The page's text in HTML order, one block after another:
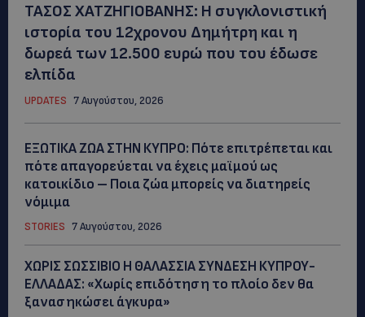
ΤΑΣΟΣ ΧΑΤΖΗΓΙΟΒΑΝΗΣ: Η συγκλονιστική
ιστορία του 12χρονου Δημήτρη και η
δωρεά των 12.500 ευρώ που του έδωσε
ελπίδα
UPDATES 7 Αυγούστου, 2026
ΕΞΩΤΙΚΑ ΖΩΑ ΣΤΗΝ ΚΥΠΡΟ: Πότε επιτρέπεται και
πότε απαγορεύεται να έχεις μαϊμού ως
κατοικίδιο – Ποια ζώα μπορείς να διατηρείς
νόμιμα
STORIES 7 Αυγούστου, 2026
ΧΩΡΙΣ ΣΩΣΣΙΒΙΟ Η ΘΑΛΑΣΣΙΑ ΣΥΝΔΕΣΗ ΚΥΠΡΟΥ-
ΕΛΛΑΔΑΣ: «Χωρίς επιδότηση το πλοίο δεν θα
ξανασηκώσει άγκυρα»